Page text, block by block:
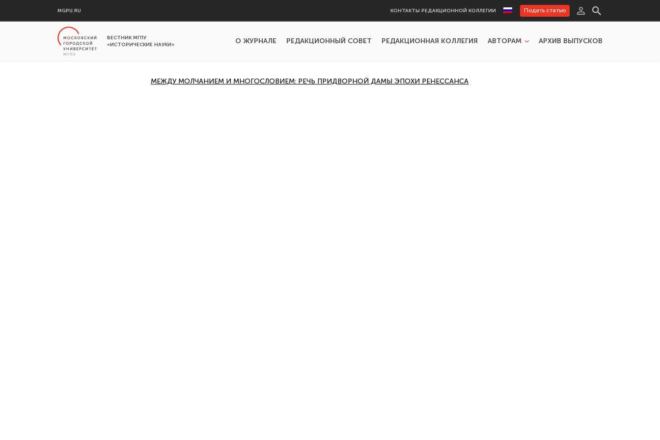
MGPU.RU КОНТАКТЫ РЕДАКЦИОННОЙ КОЛЛЕГИИ Подать статью
ВЕСТНИК МГПУ
«ИСТОРИЧЕСКИЕ НАУКИ»
О ЖУРНАЛЕ РЕДАКЦИОННЫЙ СОВЕТ РЕДАКЦИОННАЯ КОЛЛЕГИЯ АВТОРАМ АРХИВ ВЫПУСКОВ
МЕЖДУ МОЛЧАНИЕМ И МНОГОСЛОВИЕМ: РЕЧЬ ПРИДВОРНОЙ ДАМЫ ЭПОХИ РЕНЕССАНСА